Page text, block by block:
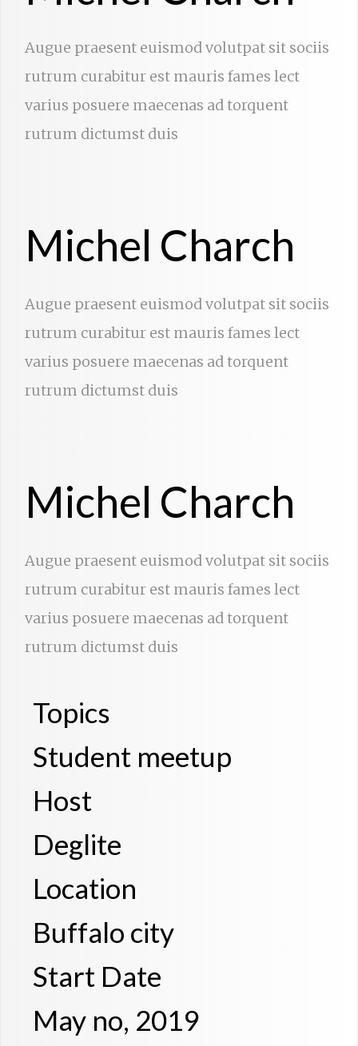
Augue praesent euismod volutpat sit sociis
rutrum curabitur est mauris fames lect
varius posuere maecenas ad torquent
rutrum dictumst duis
Michel Charch
Augue praesent euismod volutpat sit sociis
rutrum curabitur est mauris fames lect
varius posuere maecenas ad torquent
rutrum dictumst duis
Michel Charch
Augue praesent euismod volutpat sit sociis
rutrum curabitur est mauris fames lect
varius posuere maecenas ad torquent
rutrum dictumst duis
Topics
Student meetup
Host
Deglite
Location
Buffalo city
Start Date
May no, 2019